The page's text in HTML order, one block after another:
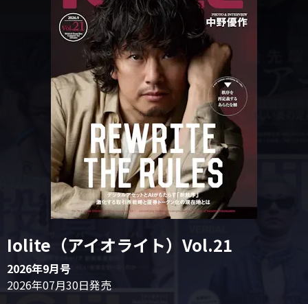
Iolite（アイオライト）Vol.21
2026年9月号
2026年07月30日発売